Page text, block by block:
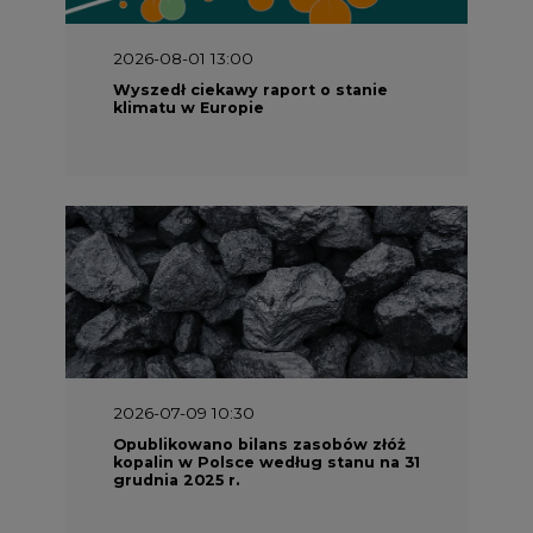
klimatu w Europie
2026-07-09 10:30
Opublikowano bilans zasobów złóż
kopalin w Polsce według stanu na 31
grudnia 2025 r.